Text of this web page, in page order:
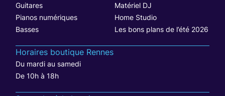
Guitares
Matériel DJ
Pianos numériques
Home Studio
Basses
Les bons plans de l’été 2026
Horaires boutique Rennes
Du mardi au samedi
De 10h à 18h